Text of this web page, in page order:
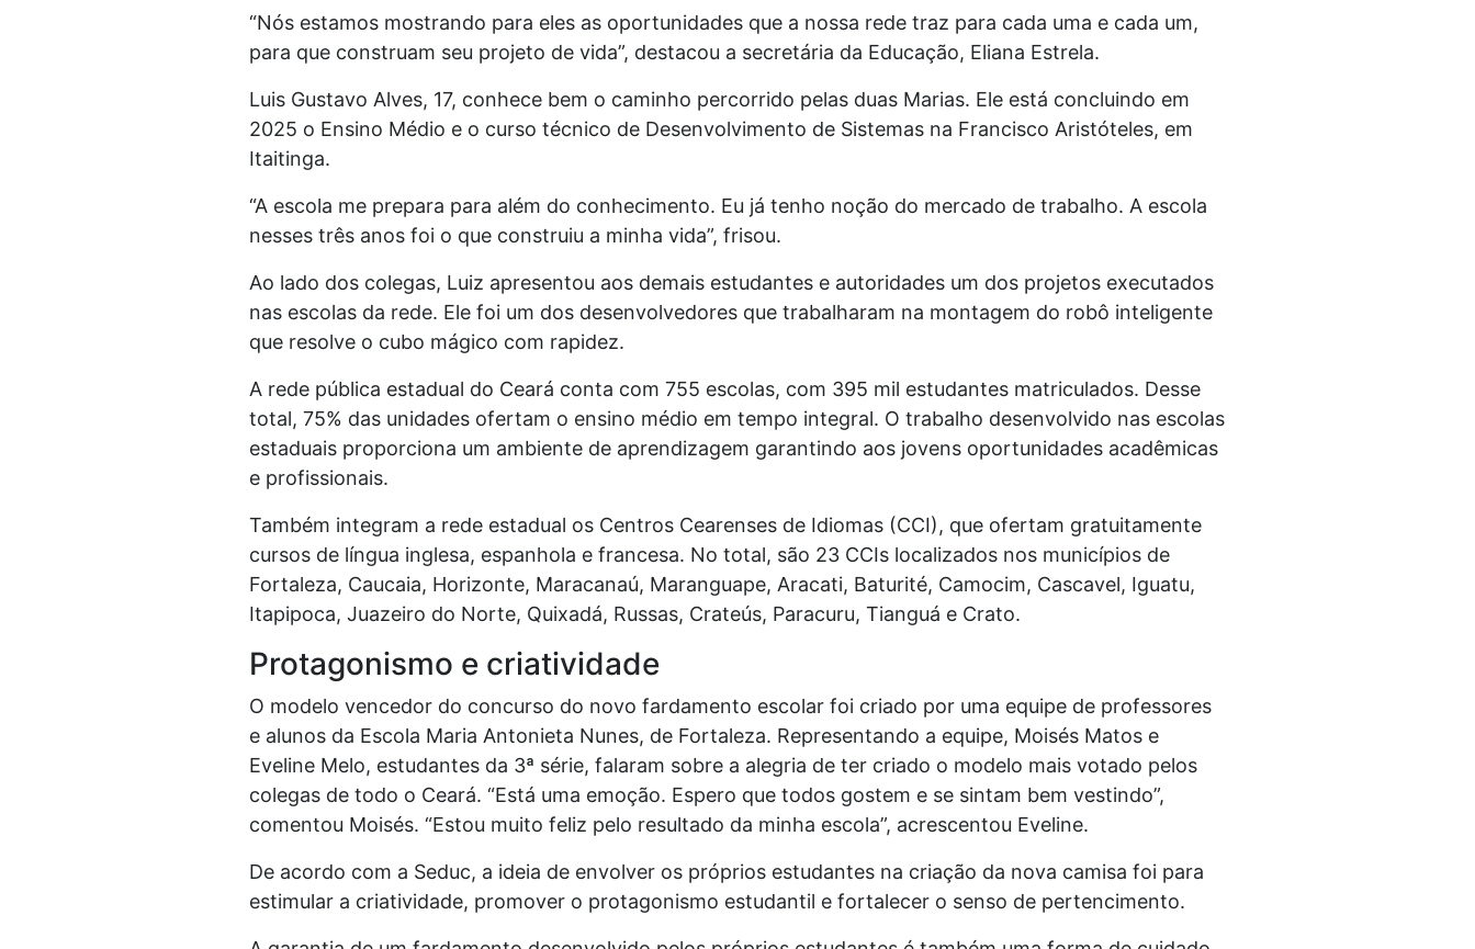
“Nós estamos mostrando para eles as oportunidades que a nossa rede traz para cada uma e cada um,
para que construam seu projeto de vida”, destacou a secretária da Educação, Eliana Estrela.
Luis Gustavo Alves, 17, conhece bem o caminho percorrido pelas duas Marias. Ele está concluindo em
2025 o Ensino Médio e o curso técnico de Desenvolvimento de Sistemas na Francisco Aristóteles, em
Itaitinga.
“A escola me prepara para além do conhecimento. Eu já tenho noção do mercado de trabalho. A escola
nesses três anos foi o que construiu a minha vida”, frisou.
Ao lado dos colegas, Luiz apresentou aos demais estudantes e autoridades um dos projetos executados
nas escolas da rede. Ele foi um dos desenvolvedores que trabalharam na montagem do robô inteligente
que resolve o cubo mágico com rapidez.
A rede pública estadual do Ceará conta com 755 escolas, com 395 mil estudantes matriculados. Desse
total, 75% das unidades ofertam o ensino médio em tempo integral. O trabalho desenvolvido nas escolas
estaduais proporciona um ambiente de aprendizagem garantindo aos jovens oportunidades acadêmicas
e profissionais.
Também integram a rede estadual os Centros Cearenses de Idiomas (CCI), que ofertam gratuitamente
cursos de língua inglesa, espanhola e francesa. No total, são 23 CCIs localizados nos municípios de
Fortaleza, Caucaia, Horizonte, Maracanaú, Maranguape, Aracati, Baturité, Camocim, Cascavel, Iguatu,
Itapipoca, Juazeiro do Norte, Quixadá, Russas, Crateús, Paracuru, Tianguá e Crato.
Protagonismo e criatividade
O modelo vencedor do concurso do novo fardamento escolar foi criado por uma equipe de professores
e alunos da Escola Maria Antonieta Nunes, de Fortaleza. Representando a equipe, Moisés Matos e
Eveline Melo, estudantes da 3ª série, falaram sobre a alegria de ter criado o modelo mais votado pelos
colegas de todo o Ceará. “Está uma emoção. Espero que todos gostem e se sintam bem vestindo”,
comentou Moisés. “Estou muito feliz pelo resultado da minha escola”, acrescentou Eveline.
De acordo com a Seduc, a ideia de envolver os próprios estudantes na criação da nova camisa foi para
estimular a criatividade, promover o protagonismo estudantil e fortalecer o senso de pertencimento.